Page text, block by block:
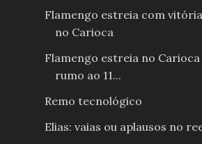
Flamengo estreia com
no Carioca
Flamengo estreia no Carioca
rumo ao 11...
Remo tecnológico
Elias: vaias ou aplausos no